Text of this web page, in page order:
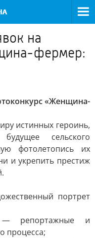
на
фермер:
«Женщина-
истинных героинь,
сельского
фотолетопись их
и укрепить престиж
портрет
и
процесса;